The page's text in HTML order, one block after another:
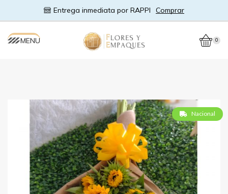
Entrega inmediata por RAPPI Comprar
MENU 0
Nacional